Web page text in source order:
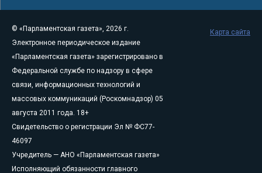
© «Парламентская газета», 2026 г.
Электронное периодическое издание
«Парламентская газета» зарегистрировано в
Федеральной службе по надзору в сфере
связи, информационных технологий и
массовых коммуникаций (Роскомнадзор) 05
августа 2011 года. 18+
Свидетельство о регистрации Эл № ФС77-
46097
Учредитель — АНО «Парламентская газета»
Исполняющий обязанности главного
Карта сайта